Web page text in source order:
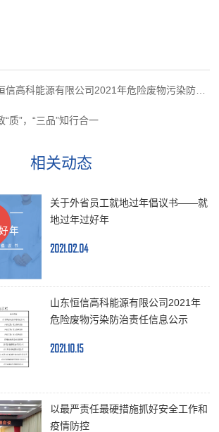
高科能源有限公司2021年危险废物污染防治责任信息公示
“质”，“三品”知行合一
相关动态
关于外省员工就地过年倡议书——就
地过年过好年
2021.02.04
山东恒信高科能源有限公司2021年
危险废物污染防治责任信息公示
2021.10.15
以最严责任最硬措施抓好安全工作和
疫情防控